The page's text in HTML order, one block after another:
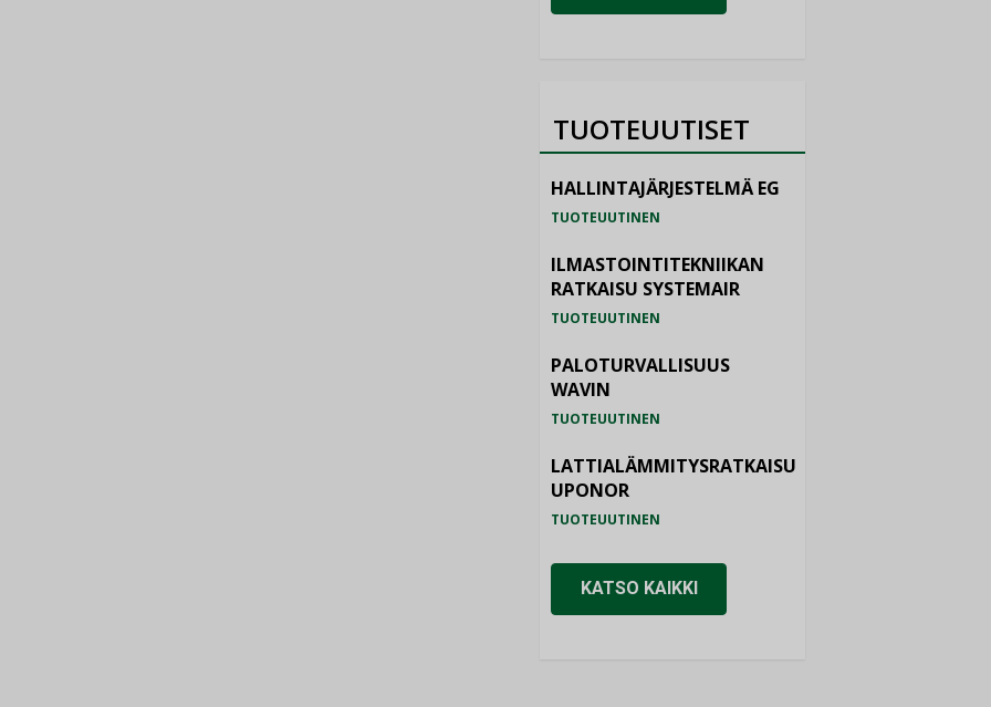
TUOTEUUTISET
HALLINTAJÄRJESTELMÄ EG
TUOTEUUTINEN
ILMASTOINTITEKNIIKAN
RATKAISU SYSTEMAIR
TUOTEUUTINEN
PALOTURVALLISUUS
WAVIN
TUOTEUUTINEN
LATTIALÄMMITYSRATKAISU
UPONOR
TUOTEUUTINEN
KATSO KAIKKI